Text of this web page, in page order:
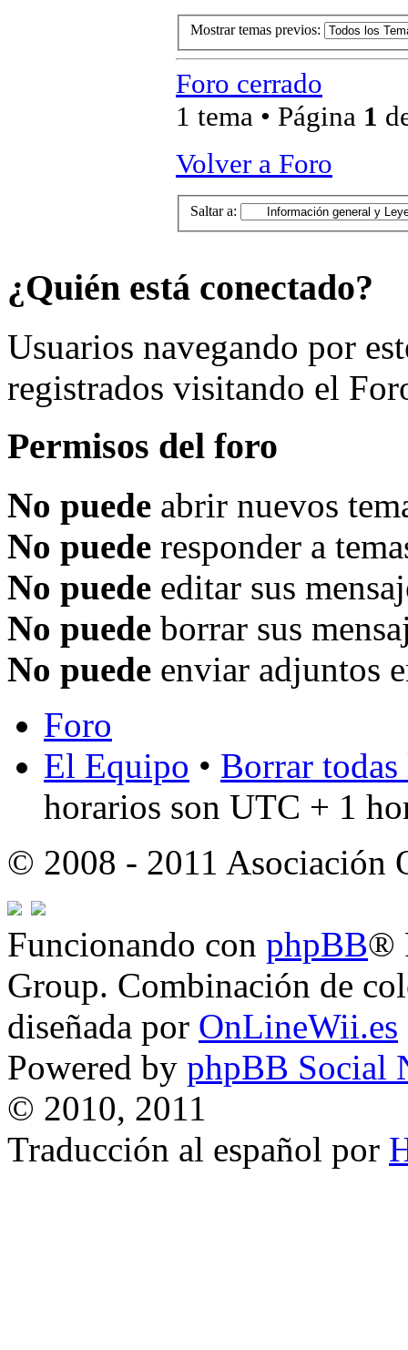
Mostrar temas previos:
Foro cerrado
1 tema • Página 1
Volver a Foro
Saltar a:
¿Quién está conectado?
Usuarios navegando por
registrados visitando el
Permisos del foro
No puede abrir nuevos
No puede responder a
No puede editar sus
No puede borrar sus
No puede enviar adjuntos
Foro
El Equipo • Borrar
horarios son UTC + 1
© 2008 - 2011 Asociación
Funcionando con phpBB®
Group. Combinación de
diseñada por OnLineWii.es
Powered by phpBB Social
© 2010, 2011
Traducción al español por